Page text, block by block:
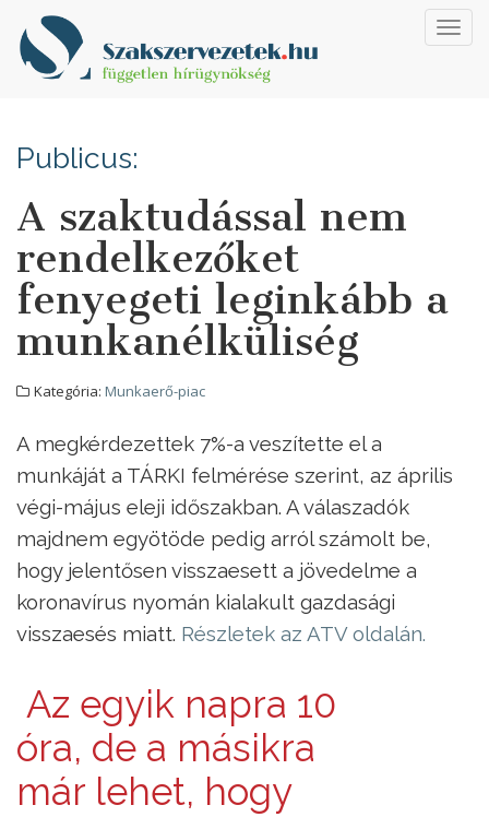
Publicus:
A szaktudással nem
rendelkezőket
fenyegeti leginkább a
munkanélküliség
Kategória: Munkaerő-piac
A megkérdezettek 7%-a veszítette el a
munkáját a TÁRKI felmérése szerint, az április
végi-május eleji időszakban. A válaszadók
majdnem egyötöde pedig arról számolt be,
hogy jelentősen visszaesett a jövedelme a
koronavírus nyomán kialakult gazdasági
visszaesés miatt. Részletek az ATV oldalán.
Az egyik napra 10
óra, de a másikra
már lehet, hogy